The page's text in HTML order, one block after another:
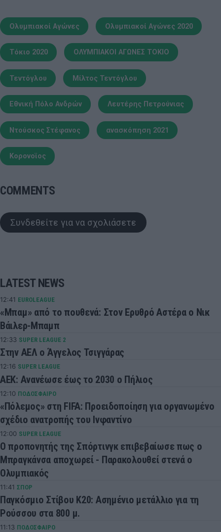
Ολυμπιακοί Αγώνες Ολυμπιακοί Αγώνες 2020
Τόκιο 2020 ΟΛΥΜΠΙΑΚΟΙ ΑΓΩΝΕΣ ΤΟΚΙΟ
Τεντόγλου Μίλτος Τεντόγλου
Εθνική Πόλο Ανδρών Λευτέρης Πετρούνιας
Ντούσκος Στέφανος ανασκόπηση 2021
Κορονοϊος
COMMENTS
Συνδεθείτε για να σχολιάσετε
LATEST NEWS
12:41 EUROLEAGUE
«Μπαμ» από το πουθενά: Στον Ερυθρό Αστέρα ο Νικ
Βάιλερ-Μπαμπ
12:33 SUPER LEAGUE 2
Στην ΑΕΛ ο Άγγελος Τσιγγάρας
12:16 SUPER LEAGUE
ΑΕΚ: Ανανέωσε έως το 2030 ο Πήλιος
12:10 ΠΟΔΟΣΦΑΙΡΟ
«Πόλεμος» στη FIFA: Προειδοποίηση για οργανωμένο
σχέδιο ανατροπής του Ινφαντίνο
12:00 SUPER LEAGUE
Ο προπονητής της Σπόρτινγκ επιβεβαίωσε πως ο
Μπραγκάνσα αποχωρεί - Παρακολουθεί στενά ο
Ολυμπιακός
11:41 ΣΠΟΡ
Παγκόσμιο Στίβου Κ20: Ασημένιο μετάλλιο για τη
Ρούσσου στα 800 μ.
11:13 ΠΟΔΟΣΦΑΙΡΟ